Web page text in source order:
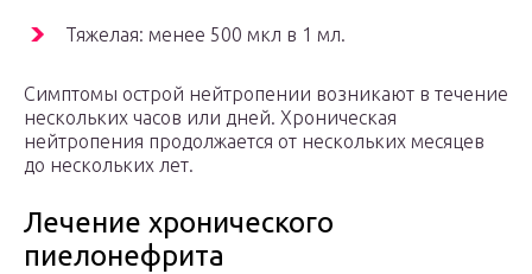
Тяжелая: менее 500 мкл в 1 мл.
Симптомы острой нейтропении возникают в течение
нескольких часов или дней. Хроническая
нейтропения продолжается от нескольких месяцев
до нескольких лет.
Лечение хронического
пиелонефрита